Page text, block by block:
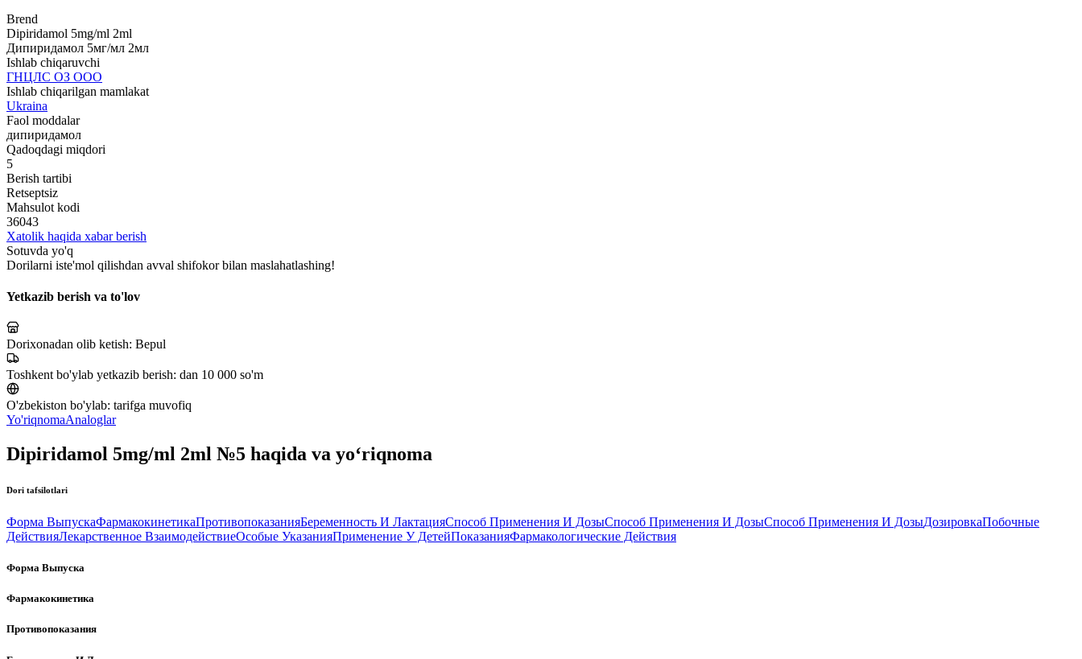
Brend
Dipiridamol 5mg/ml 2ml
Дипиридамол 5мг/мл 2мл
Ishlab chiqaruvchi
ГНЦЛС ОЗ ООО
Ishlab chiqarilgan mamlakat
Ukraina
Faol moddalar
дипиридамол
Qadoqdagi miqdori
5
Berish tartibi
Retseptsiz
Mahsulot kodi
36043
Xatolik haqida xabar berish
Sotuvda yo'q
Dorilarni iste'mol qilishdan avval shifokor bilan maslahatlashing!
Yetkazib berish va to'lov
Dorixonadan olib ketish: Bepul
Toshkent bo'ylab yetkazib berish: dan 10 000 so'm
O'zbekiston bo'ylab: tarifga muvofiq
Yo'riqnomaAnaloglar
Dipiridamol 5mg/ml 2ml №5 haqida va yo‘riqnoma
Dori tafsilotlari
Форма ВыпускаФармакокинетикаПротивопоказанияБеременность И ЛактацияСпособ Применения И ДозыСпособ Применения И ДозыСпособ Применения И ДозыДозировкаПобочные
ДействияЛекарственное ВзаимодействиеОсобые УказанияПрименение У ДетейПоказанияФармакологические Действия
Форма Выпуска
Фармакокинетика
Противопоказания